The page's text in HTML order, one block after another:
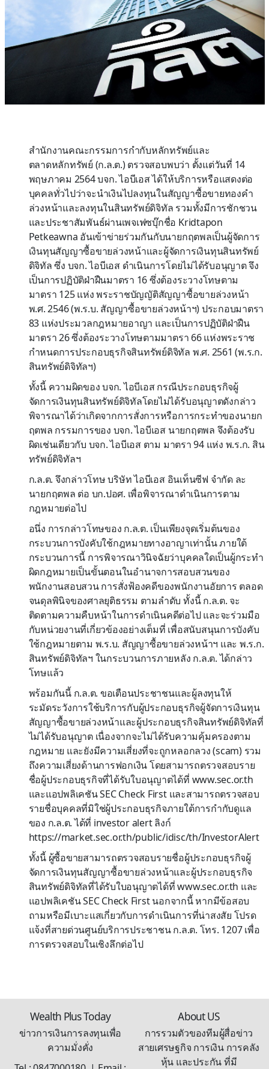
สำนักงานคณะกรรมการกำกับหลักทรัพย์และ
ตลาดหลักทรัพย์ (ก.ล.ต.) ตรวจสอบพบว่า ตั้งแต่วันที่ 14
พฤษภาคม 2564 บจก. ไอบีเอส ได้ให้บริการหรือแสดงต่อ
บุคคลทั่วไปว่าจะนำเงินไปลงทุนในสัญญาซื้อขายทองคำ
ล่วงหน้าและลงทุนในสินทรัพย์ดิจิทัล รวมทั้งมีการชักชวน
และประชาสัมพันธ์ผ่านเพจเฟซบุ๊กชื่อ Kridtapon
Petkeawna อันเข้าข่ายร่วมกันกับนายกฤตพลเป็นผู้จัดการ
เงินทุนสัญญาซื้อขายล่วงหน้าและผู้จัดการเงินทุนสินทรัพย์
ดิจิทัล ซึ่ง บจก. ไอบีเอส ดำเนินการโดยไม่ได้รับอนุญาต จึง
เป็นการปฏิบัติฝ่าฝืนมาตรา 16 ซึ่งต้องระวางโทษตาม
มาตรา 125 แห่ง พระราชบัญญัติสัญญาซื้อขายล่วงหน้า
พ.ศ. 2546 (พ.ร.บ. สัญญาซื้อขายล่วงหน้าฯ) ประกอบมาตรา
83 แห่งประมวลกฎหมายอาญา และเป็นการปฏิบัติฝ่าฝืน
มาตรา 26 ซึ่งต้องระวางโทษตามมาตรา 66 แห่งพระราช
กำหนดการประกอบธุรกิจสินทรัพย์ดิจิทัล พ.ศ. 2561 (พ.ร.ก.
สินทรัพย์ดิจิทัลฯ)
ทั้งนี้ ความผิดของ บจก. ไอบีเอส กรณีประกอบธุรกิจผู้
จัดการเงินทุนสินทรัพย์ดิจิทัลโดยไม่ได้รับอนุญาตดังกล่าว
พิจารณาได้ว่าเกิดจากการสั่งการหรือการกระทำของนายก
ฤตพล กรรมการของ บจก. ไอบีเอส นายกฤตพล จึงต้องรับ
ผิดเช่นเดียวกับ บจก. ไอบีเอส ตาม มาตรา 94 แห่ง พ.ร.ก. สิน
ทรัพย์ดิจิทัลฯ
ก.ล.ต. จึงกล่าวโทษ บริษัท ไอบีเอส อินเท็นซีฟ จำกัด ละ
นายกฤตพล ต่อ บก.ปอศ. เพื่อพิจารณาดำเนินการตาม
กฎหมายต่อไป
อนึ่ง การกล่าวโทษของ ก.ล.ต. เป็นเพียงจุดเริ่มต้นของ
กระบวนการบังคับใช้กฎหมายทางอาญาเท่านั้น ภายใต้
กระบวนการนี้ การพิจารณาวินิจฉัยว่าบุคคลใดเป็นผู้กระทำ
ผิดกฎหมายเป็นขั้นตอนในอำนาจการสอบสวนของ
พนักงานสอบสวน การสั่งฟ้องคดีของพนักงานอัยการ ตลอด
จนดุลพินิจของศาลยุติธรรม ตามลำดับ ทั้งนี้ ก.ล.ต. จะ
ติดตามความคืบหน้าในการดำเนินคดีต่อไป และจะร่วมมือ
กับหน่วยงานที่เกี่ยวข้องอย่างเต็มที่ เพื่อสนับสนุนการบังคับ
ใช้กฎหมายตาม พ.ร.บ. สัญญาซื้อขายล่วงหน้าฯ และ พ.ร.ก.
สินทรัพย์ดิจิทัลฯ ในกระบวนการภายหลัง ก.ล.ต. ได้กล่าว
โทษแล้ว
พร้อมกันนี้ ก.ล.ต. ขอเตือนประชาชนและผู้ลงทุนให้
ระมัดระวังการใช้บริการกับผู้ประกอบธุรกิจผู้จัดการเงินทุน
สัญญาซื้อขายล่วงหน้าและผู้ประกอบธุรกิจสินทรัพย์ดิจิทัลที่
ไม่ได้รับอนุญาต เนื่องจากจะไม่ได้รับความคุ้มครองตาม
กฎหมาย และยังมีความเสี่ยงที่จะถูกหลอกลวง (scam) รวม
ถึงความเสี่ยงด้านการฟอกเงิน โดยสามารถตรวจสอบราย
ชื่อผู้ประกอบธุรกิจที่ได้รับใบอนุญาตได้ที่ www.sec.or.th
และแอปพลิเคชัน SEC Check First และสามารถตรวจสอบ
รายชื่อบุคคลที่มิใช่ผู้ประกอบธุรกิจภายใต้การกำกับดูแล
ของ ก.ล.ต. ได้ที่ investor alert ลิงก์
https://market.sec.or.th/public/idisc/th/InvestorAlert
ทั้งนี้ ผู้ซื้อขายสามารถตรวจสอบรายชื่อผู้ประกอบธุรกิจผู้
จัดการเงินทุนสัญญาซื้อขายล่วงหน้าและผู้ประกอบธุรกิจ
สินทรัพย์ดิจิทัลที่ได้รับใบอนุญาตได้ที่ www.sec.or.th และ
แอปพลิเคชัน SEC Check First นอกจากนี้ หากมีข้อสอบ
ถามหรือมีเบาะแสเกี่ยวกับการดำเนินการที่น่าสงสัย โปรด
แจ้งที่สายด่วนศูนย์บริการประชาชน ก.ล.ต. โทร. 1207 เพื่อ
การตรวจสอบในเชิงลึกต่อไป
Wealth Plus Today
ข่าวการเงินการลงทุนเพื่อ
ความมั่งคั่ง
About US
การรวมตัวของทีมผู้สื่อข่าว
สายเศรษฐกิจ การเงิน การคลัง
หุ้น และประกัน ที่มี